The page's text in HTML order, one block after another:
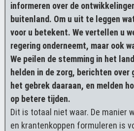
informeren over de
buitenland. Om u uit te leggen
voor u betekent. We vertellen u
regering onderneemt, maar ook
We peilen de stemming in het
helden in de zorg, berichten over
het gebrek daaraan, en melden
op betere tijden.
Dit is totaal niet waar. De manier
en krantenkoppen formuleren is